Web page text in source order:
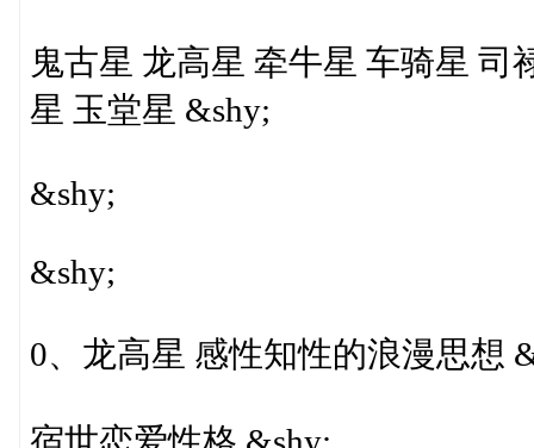
鬼古星 龙高星 牵牛星 车骑星 司
星 玉堂星 &shy;
&shy;
&shy;
0、龙高星 感性知性的浪漫思想